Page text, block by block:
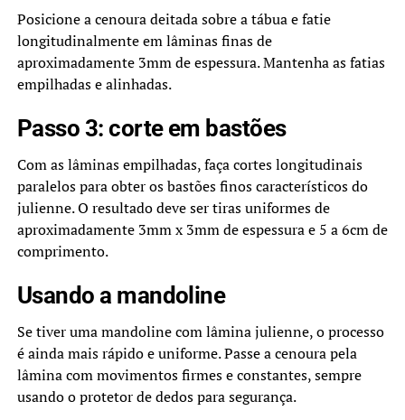
Posicione a cenoura deitada sobre a tábua e fatie
longitudinalmente em lâminas finas de
aproximadamente 3mm de espessura. Mantenha as fatias
empilhadas e alinhadas.
Passo 3: corte em bastões
Com as lâminas empilhadas, faça cortes longitudinais
paralelos para obter os bastões finos característicos do
julienne. O resultado deve ser tiras uniformes de
aproximadamente 3mm x 3mm de espessura e 5 a 6cm de
comprimento.
Usando a mandoline
Se tiver uma mandoline com lâmina julienne, o processo
é ainda mais rápido e uniforme. Passe a cenoura pela
lâmina com movimentos firmes e constantes, sempre
usando o protetor de dedos para segurança.